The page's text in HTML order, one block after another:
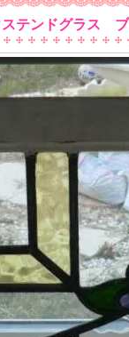
テンドグラス ブ